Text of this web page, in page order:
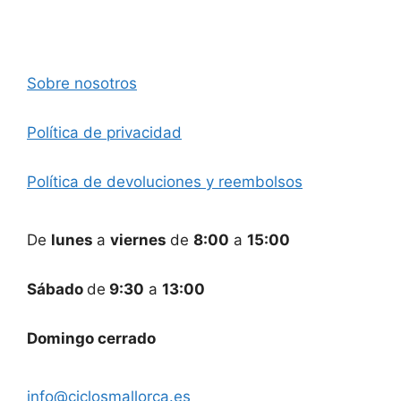
Sobre nosotros
Política de privacidad
Política de devoluciones y reembolsos
De lunes a viernes de 8:00 a 15:00
Sábado de 9:30 a 13:00
Domingo cerrado
info@ciclosmallorca.es